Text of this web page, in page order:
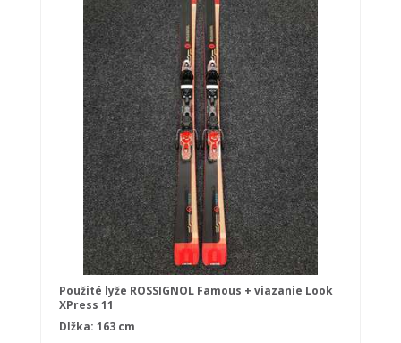
Použité lyže ROSSIGNOL Famous + viazanie Look
XPress 11
Dĺžka: 163 cm